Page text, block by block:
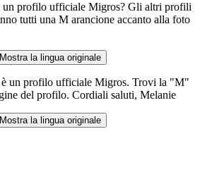
un profilo ufficiale Migros? Gli altri profili
tutti una M arancione accanto alla foto
Mostra la lingua originale
un profilo ufficiale Migros. Trovi la "M"
del profilo. Cordiali saluti, Melanie
Mostra la lingua originale